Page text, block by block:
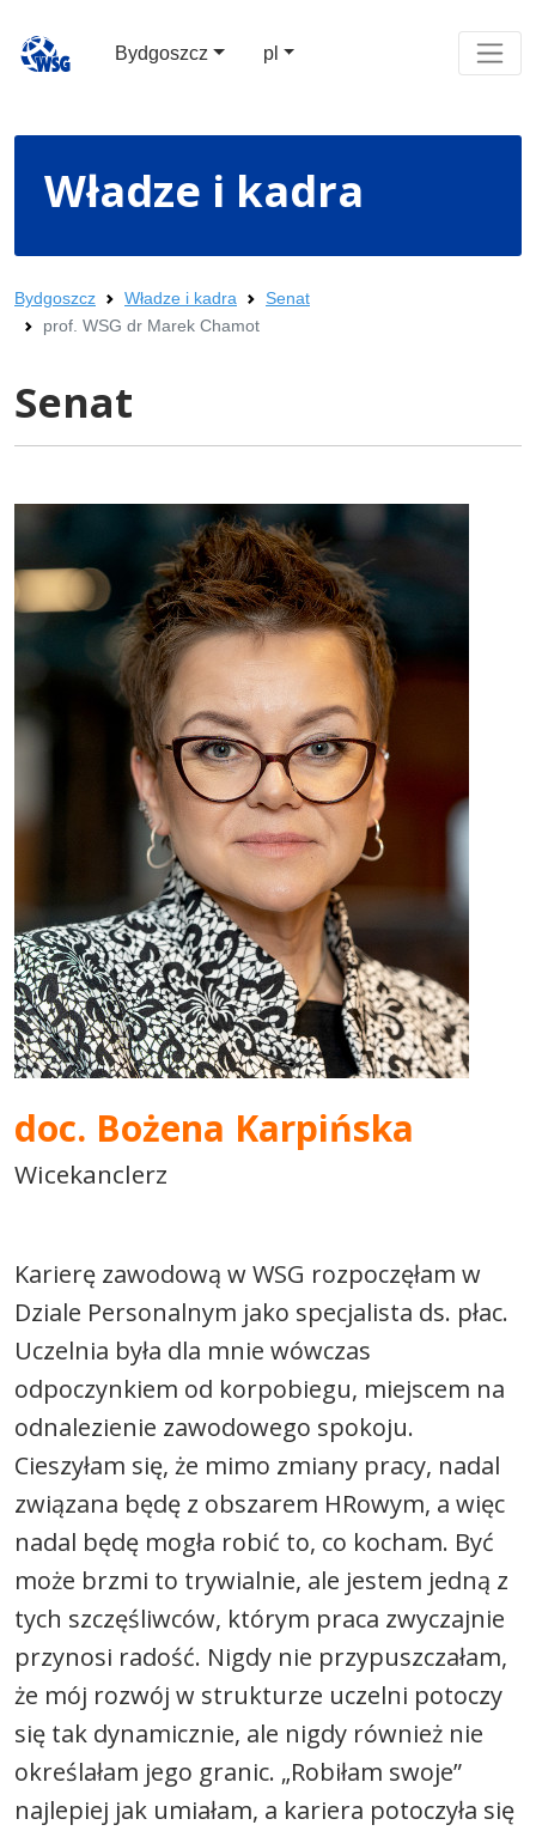
Bydgoszcz pl
Władze i kadra
Bydgoszcz Władze i kadra
Senat
prof. WSG dr Marek Chamot
Senat
doc. Bożena Karpińska
Wicekanclerz
Karierę zawodową w WSG rozpoczęłam w
Dziale Personalnym jako specjalista ds. płac.
Uczelnia była dla mnie wówczas
odpoczynkiem od korpobiegu, miejscem na
odnalezienie zawodowego spokoju.
Cieszyłam się, że mimo zmiany pracy, nadal
związana będę z obszarem HRowym, a więc
nadal będę mogła robić to, co kocham. Być
może brzmi to trywialnie, ale jestem jedną z
tych szczęśliwców, którym praca zwyczajnie
przynosi radość. Nigdy nie przypuszczałam,
że mój rozwój w strukturze uczelni potoczy
się tak dynamicznie, ale nigdy również nie
określałam jego granic. „Robiłam swoje”
najlepiej jak umiałam, a kariera potoczyła się